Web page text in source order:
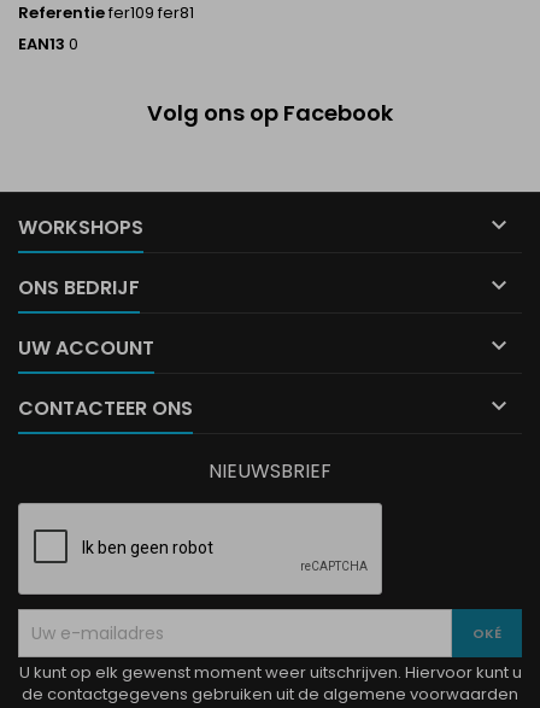
Referentiefer109 fer81
EAN13 0
Volg ons op Facebook
WORKSHOPS 
ONS BEDRIJF 
UW ACCOUNT 
CONTACTEER ONS 
NIEUWSBRIEF
U kunt op elk gewenst moment weer uitschrijven. Hiervoor kunt u
de contactgegevens gebruiken uit de algemene voorwaarden